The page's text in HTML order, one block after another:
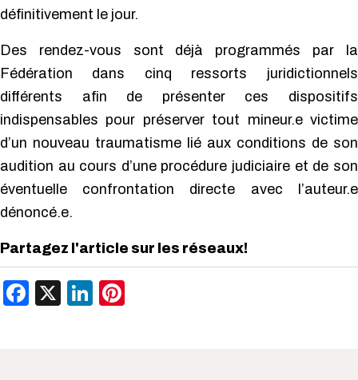
définitivement le jour.
Des rendez-vous sont déjà programmés par la
Fédération dans cinq ressorts juridictionnels
différents afin de présenter ces dispositifs
indispensables pour préserver tout mineur.e victime
d’un nouveau traumatisme lié aux conditions de son
audition au cours d’une procédure judiciaire et de son
éventuelle confrontation directe avec l’auteur.e
dénoncé.e.
Partagez l'article sur les réseaux!
Facebook
X LinkedIn